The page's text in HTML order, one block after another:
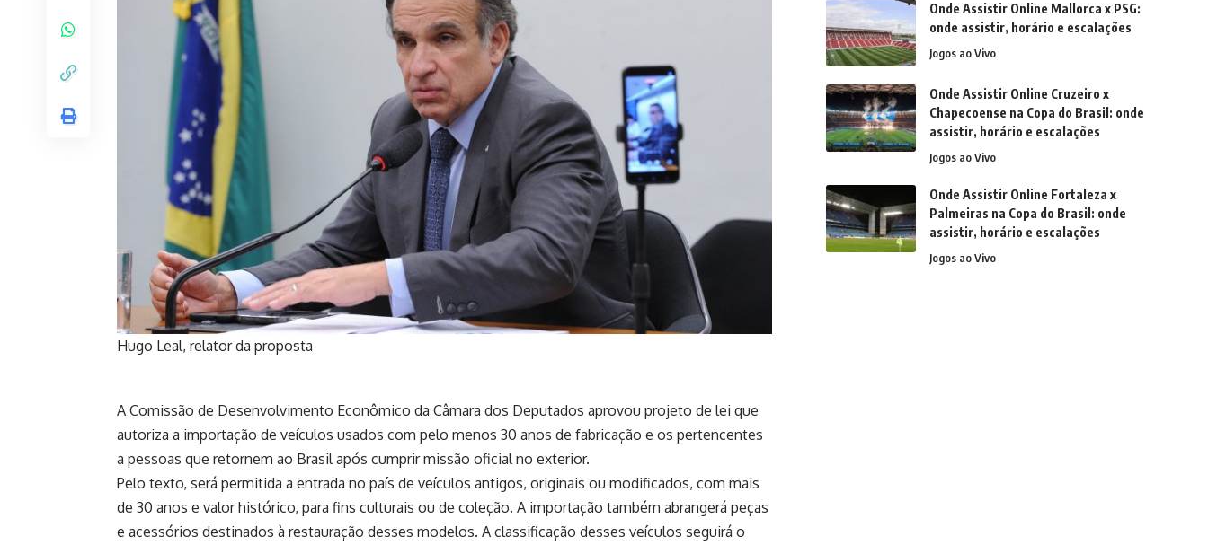
Hugo Leal, relator da proposta
A Comissão de Desenvolvimento Econômico da Câmara dos Deputados aprovou projeto de lei que
autoriza a importação de veículos usados com pelo menos 30 anos de fabricação e os pertencentes
a pessoas que retornem ao Brasil após cumprir missão oficial no exterior.
Pelo texto, será permitida a entrada no país de veículos antigos, originais ou modificados, com mais
de 30 anos e valor histórico, para fins culturais ou de coleção. A importação também abrangerá peças
e acessórios destinados à restauração desses modelos. A classificação desses veículos seguirá o
Onde Assistir Online Mallorca x PSG:
onde assistir, horário e escalações
Jogos ao Vivo
Onde Assistir Online Cruzeiro x
Chapecoense na Copa do Brasil: onde
assistir, horário e escalações
Jogos ao Vivo
Onde Assistir Online Fortaleza x
Palmeiras na Copa do Brasil: onde
assistir, horário e escalações
Jogos ao Vivo